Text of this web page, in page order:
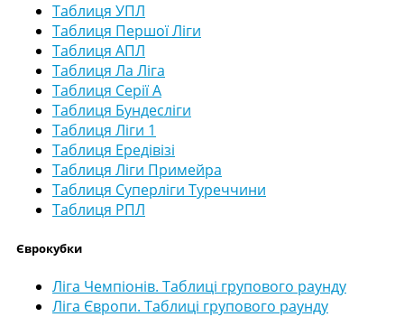
Таблиця УПЛ
Таблиця Першої Ліги
Таблиця АПЛ
Таблиця Ла Ліга
Таблиця Серії А
Таблиця Бундесліги
Таблиця Ліги 1
Таблиця Ередівізі
Таблиця Ліги Примейра
Таблиця Суперліги Туреччини
Таблиця РПЛ
Єврокубки
Ліга Чемпіонів. Таблиці групового раунду
Ліга Європи. Таблиці групового раунду